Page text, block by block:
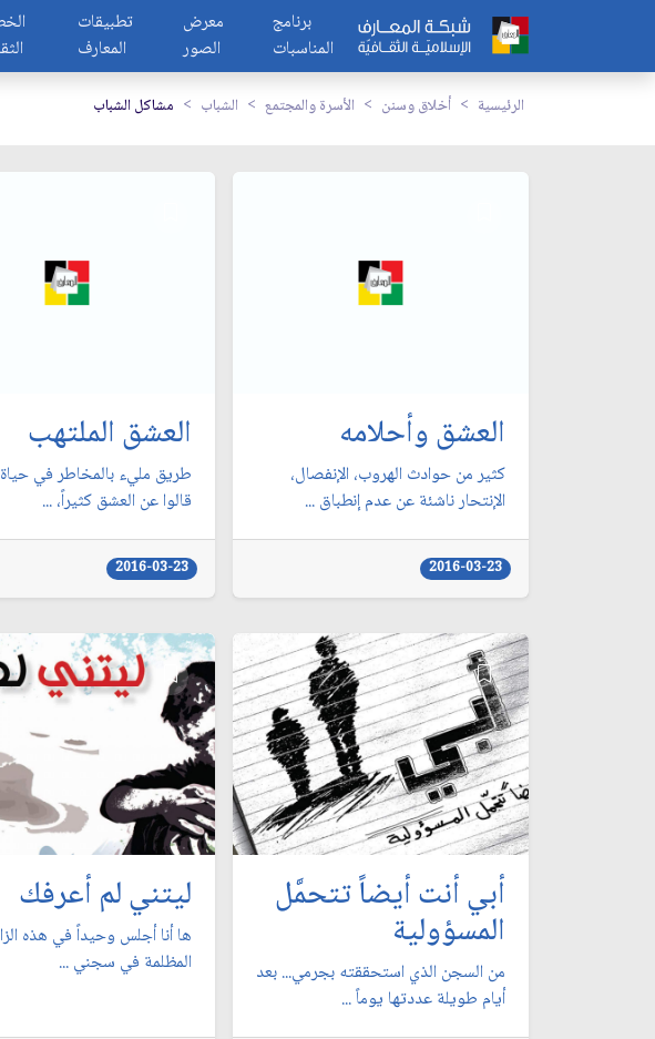
تطبيقات
المعارف
معرض
الصور
برنامج
المناسبات
الرئيسية أخلاق وسنن الأسرة والمجتمع الشباب مشاكل الشباب
العشق وأحلامه
كثير من حوادث الهروب، الإنفصال،
الإنتحار ناشئة عن عدم إنطباق ...
2016-03-23
العشق الملتهب
طريق مليء بالمخاطر في
قالوا عن العشق كثيراً، ...
2016-03-23
أبي أنت أيضاً تتحمَّل
المسؤولية
من السجن الذي استحققته بجرمي... بعد
أيام طويلة عددتها يوماً ...
ليتني لم أعرفك
ها أنا أجلس وحيداً في هذه
المظلمة في سجني ...